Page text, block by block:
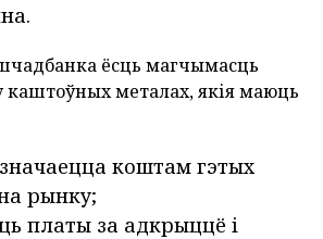
ёсць магчымасць
каштоўных металах, якія маюць
коштам гэтых
рынку;
платы за адкрыццё і